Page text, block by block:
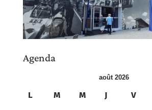
Agenda
août 2026
L M M J V